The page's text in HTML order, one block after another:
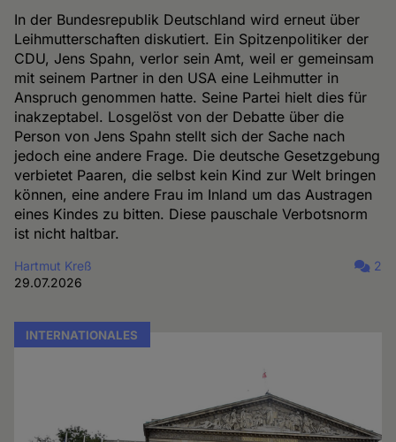
In der Bundesrepublik Deutschland wird erneut über
Leihmutterschaften diskutiert. Ein Spitzenpolitiker der
CDU, Jens Spahn, verlor sein Amt, weil er gemeinsam
mit seinem Partner in den USA eine Leihmutter in
Anspruch genommen hatte. Seine Partei hielt dies für
inakzeptabel. Losgelöst von der Debatte über die
Person von Jens Spahn stellt sich der Sache nach
jedoch eine andere Frage. Die deutsche Gesetzgebung
verbietet Paaren, die selbst kein Kind zur Welt bringen
können, eine andere Frau im Inland um das Austragen
eines Kindes zu bitten. Diese pauschale Verbotsnorm
ist nicht haltbar.
Hartmut Kreß
29.07.2026
2
INTERNATIONALES